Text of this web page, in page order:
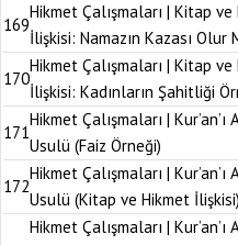
169
Hikmet Çalışmaları | Kitap
İlişkisi: Namazın Kazası Olur
170
Hikmet Çalışmaları | Kitap
İlişkisi: Kadınların Şahitliği
171
Hikmet Çalışmaları | Kur’an’ı
Usulü (Faiz Örneği)
172
Hikmet Çalışmaları | Kur’an’ı
Usulü (Kitap ve Hikmet İlişkisi)
Hikmet Çalışmaları | Kur’an’ı